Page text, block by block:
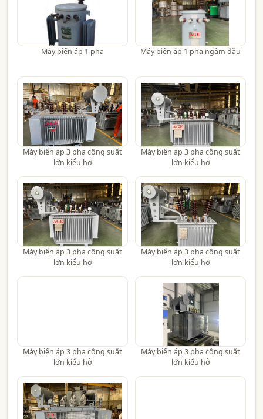
Máy biến áp 1 pha Máy biến áp 1 pha ngâm dầu
Máy biến áp 3 pha công suất
lớn kiểu hở
Máy biến áp 3 pha công suất
lớn kiểu hở
Máy biến áp 3 pha công suất
lớn kiểu hở
Máy biến áp 3 pha công suất
lớn kiểu hở
Máy biến áp 3 pha công suất
lớn kiểu hở
Máy biến áp 3 pha công suất
lớn kiểu hở